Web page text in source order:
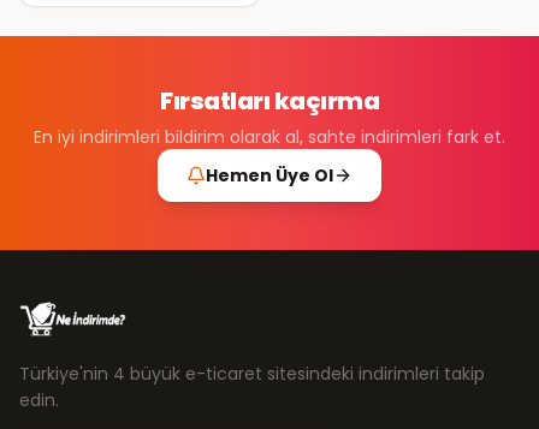
Fırsatları kaçırma
En iyi indirimleri bildirim olarak al, sahte indirimleri fark et.
Hemen Üye Ol
Türkiye'nin 4 büyük e-ticaret sitesindeki indirimleri takip
edin.